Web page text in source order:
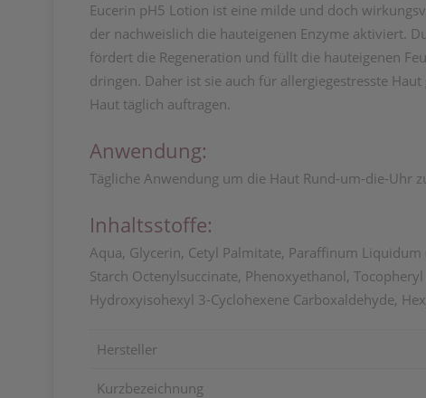
Eucerin pH5 Lotion ist eine milde und doch
der nachweislich die hauteigenen Enzyme aktiviert.
fördert die Regeneration und füllt die hauteigenen
dringen. Daher ist sie auch für allergiegestresste
Haut täglich auftragen.
Anwendung:
Tägliche Anwendung um die Haut Rund-um-die-Uhr
Inhaltsstoffe:
Aqua, Glycerin, Cetyl Palmitate, Paraffinum
Starch Octenylsuccinate, Phenoxyethanol,
Hydroxyisohexyl 3-Cyclohexene Carboxaldehyde,
Hersteller
Kurzbezeichnung